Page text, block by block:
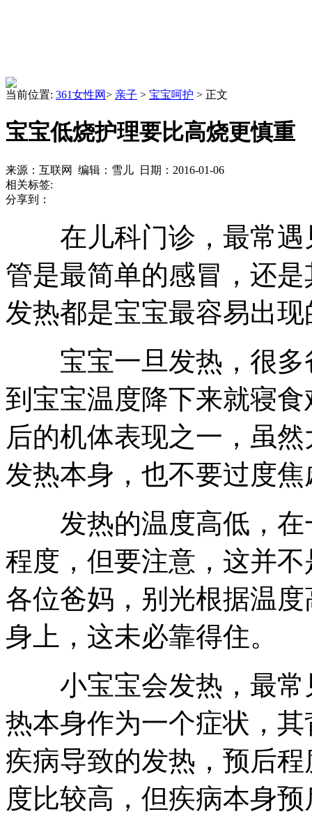
当前位置: 361女性网> 亲子 > 宝宝呵护 > 正文
宝宝低烧护理要比高烧更慎重
来源：互联网 编辑：雪儿 日期：2016-01-06
相关标签:
分享到：
在儿科门诊，最常遇
管是最简单的感冒，还
发热都是宝宝最容易出
宝宝一旦发热，很多
到宝宝温度降下来就寝
后的机体表现之一，虽
发热本身，也不要过度
发热的温度高低，在
程度，但要注意，这并
各位爸妈，别光根据温
身上，这未必靠得住。
小宝宝会发热，最常
热本身作为一个症状，
疾病导致的发热，预后
度比较高，但疾病本身